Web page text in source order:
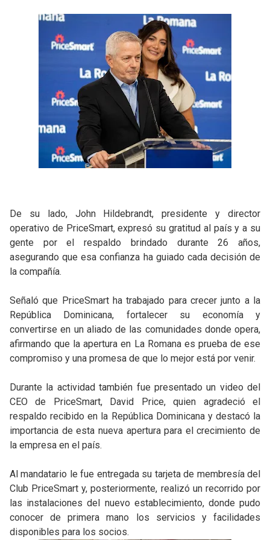
De su lado, John Hildebrandt, presidente y director
operativo de PriceSmart, expresó su gratitud al país y a su
gente por el respaldo brindado durante 26 años,
asegurando que esa confianza ha guiado cada decisión de
la compañía.
Señaló que PriceSmart ha trabajado para crecer junto a la
República Dominicana, fortalecer su economía y
convertirse en un aliado de las comunidades donde opera,
afirmando que la apertura en La Romana es prueba de ese
compromiso y una promesa de que lo mejor está por venir.
Durante la actividad también fue presentado un video del
CEO de PriceSmart, David Price, quien agradeció el
respaldo recibido en la República Dominicana y destacó la
importancia de esta nueva apertura para el crecimiento de
la empresa en el país.
Al mandatario le fue entregada su tarjeta de membresía del
Club PriceSmart y, posteriormente, realizó un recorrido por
las instalaciones del nuevo establecimiento, donde pudo
conocer de primera mano los servicios y facilidades
disponibles para los socios.